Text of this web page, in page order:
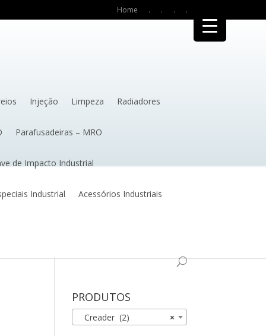
Home . . . .
Injeção Limpeza Radiadores
Parafusadeiras – MRO
de Impacto Industrial
Industrial Acessórios Industriais
PRODUTOS
×
Creader (2)